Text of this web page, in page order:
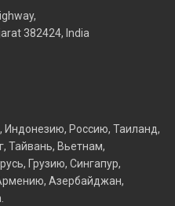
382424, India
Россию, Таиланд,
Тайвань, Вьетнам,
Грузию, Сингапур,
Азербайджан,